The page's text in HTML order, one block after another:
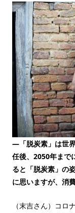
—「脱炭素」は世
任後、2050年まで
ると「脱炭素」の
に思いますが、消
（末吉さん）コロ